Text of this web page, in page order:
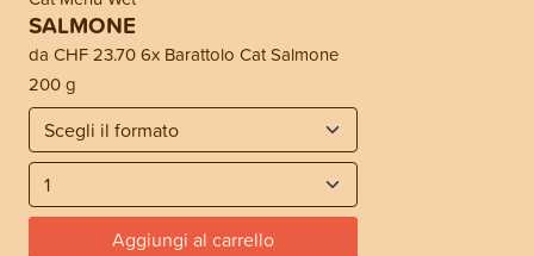
SALMONE
da CHF 23.706x Barattolo Cat Salmone
200 g
Aggiungi al carrello